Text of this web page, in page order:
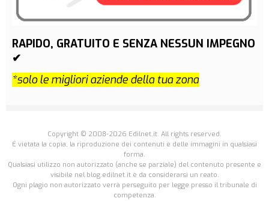
RAPIDO, GRATUITO E SENZA NESSUN IMPEGNO
✔
*solo le migliori aziende della tua zona
Copyright © 2008-2026 Edilnet.it. All rights reserved.
É vietata la copia, la riproduzione dei contenuti e delle immagini in qualsiasi
forma.
Qualsiasi utilizzo non autorizzato (anche se parziale) del contenuto presente e
visibile nel blog.edilnet.it è da considerarsi un reato.
Ogni plagio non autorizzato verrà perseguito per legge presso il tribunale di
competenza.